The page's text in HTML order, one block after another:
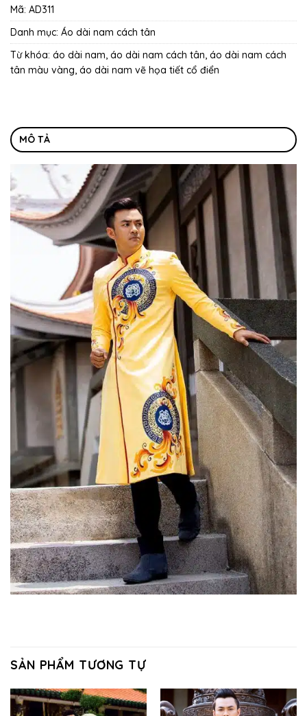
Mã: AD311
Danh mục: Áo dài nam cách tân
Từ khóa: áo dài nam, áo dài nam cách tân, áo dài nam cách
tân màu vàng, áo dài nam vẽ họa tiết cổ điển
MÔ TẢ
SẢN PHẨM TƯƠNG TỰ